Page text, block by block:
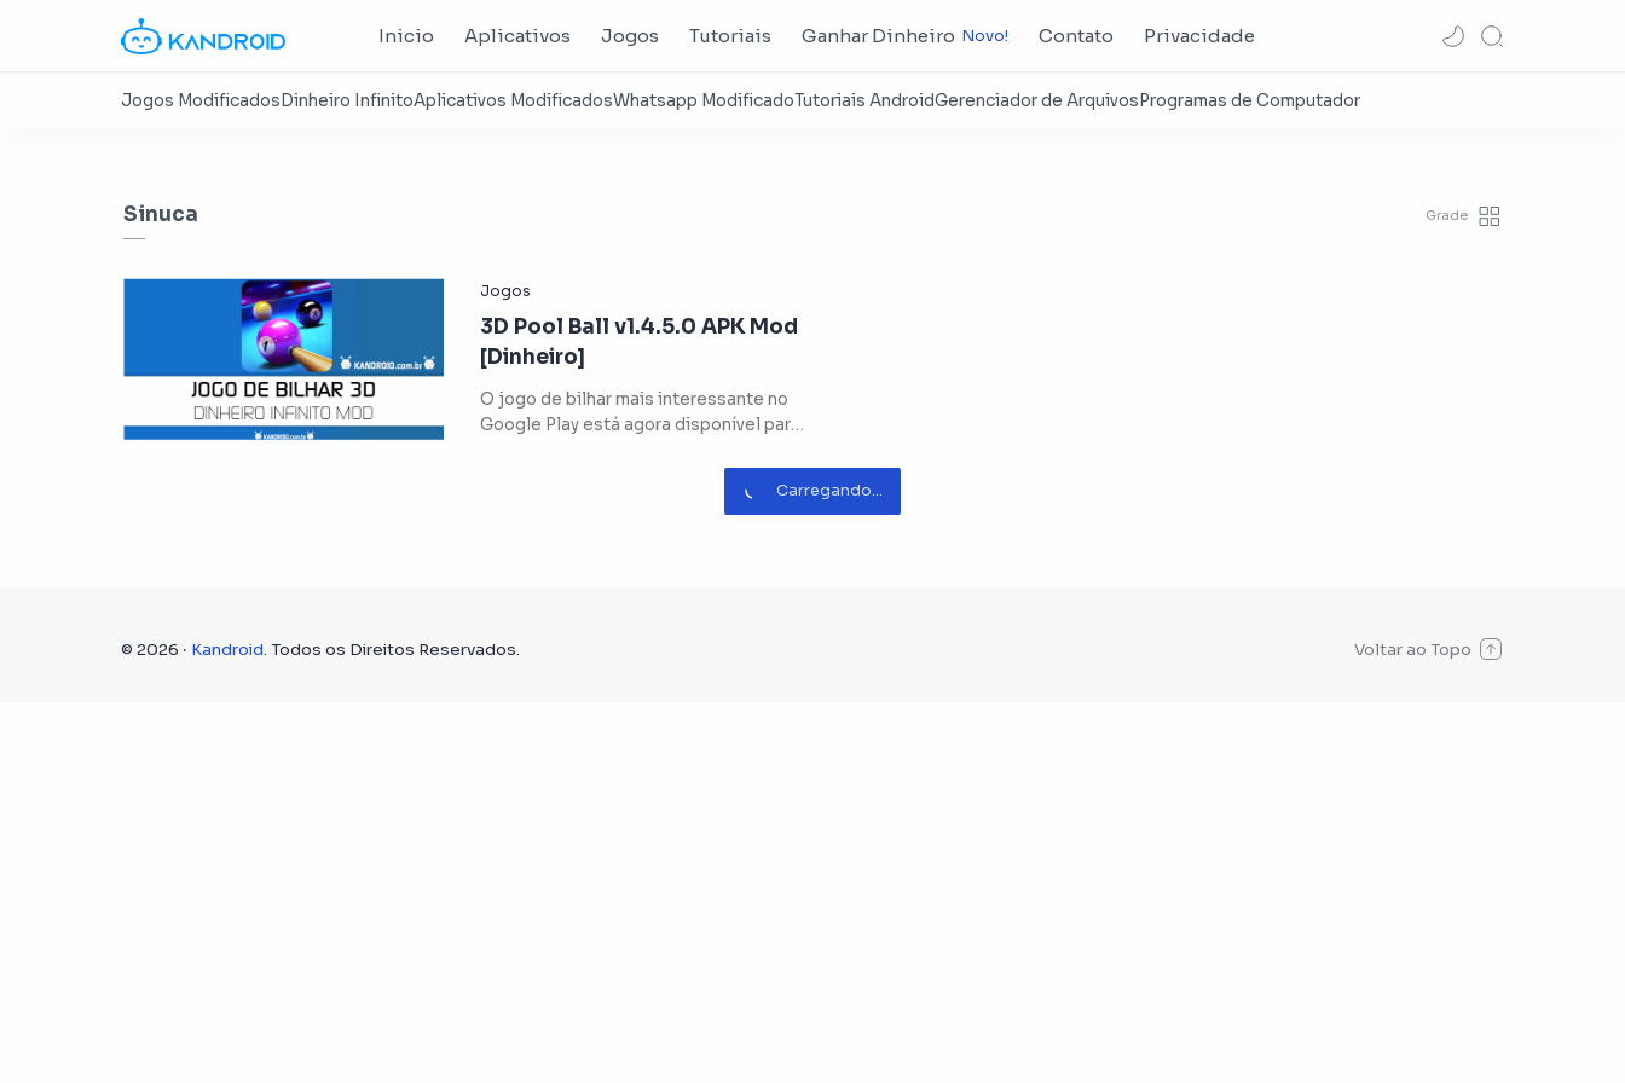
Inicio Aplicativos Jogos Tutoriais Ganhar Dinheiro Contato Privacidade
Sinuca
3D Pool Ball v1.4.5.0 APK Mod
[Dinheiro]
O jogo de bilhar mais interessante no
Google Play está agora disponível para
© 2026 ‧ Kandroid. Todos os Direitos Reservados.